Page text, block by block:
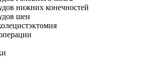
нижних конечностей
шеи